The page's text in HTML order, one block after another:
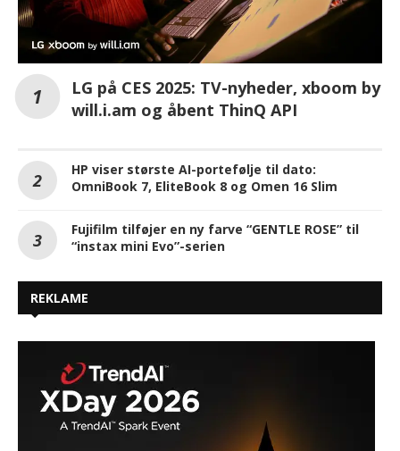
LG på CES 2025: TV-nyheder, xboom by
will.i.am og åbent ThinQ API
HP viser største AI-portefølje til dato:
OmniBook 7, EliteBook 8 og Omen 16 Slim
Fujifilm tilføjer en ny farve “GENTLE ROSE” til
“instax mini Evo”-serien
REKLAME